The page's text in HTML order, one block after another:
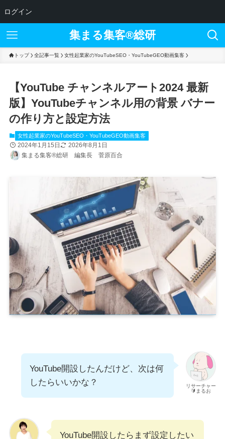
ログイン
集まる集客®︎総研
トップ 全記事一覧 女性起業家のYouTubeSEO・YouTubeGEO動画集客
【YouTube チャンネルアート2024 最新
版】YouTubeチャンネル用の背景 バナー
の作り方と設定方法
女性起業家のYouTubeSEO・YouTubeGEO動画集客
2024年1月15日
2026年8月1日
集まる集客®総研 編集長 菅原百合
リサーチャー
🔰まるお
YouTube開設したんだけど、次は何
したらいいかな？
YouTube開設したらまず設定したい